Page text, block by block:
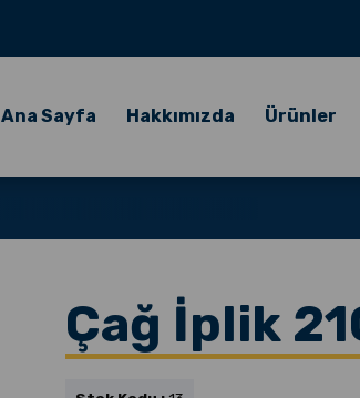
Ana Sayfa Hakkımızda Ürünler
Çağ İplik